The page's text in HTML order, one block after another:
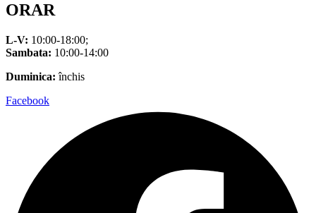
ORAR
L-V: 10:00-18:00;
Sambata: 10:00-14:00
Duminica: închis
Facebook